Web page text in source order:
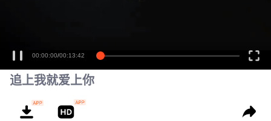
00:00:00/00:13:42
追上我就爱上你